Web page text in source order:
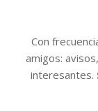
Con
amigos:
interesantes.